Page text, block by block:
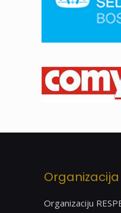
Organizacija
Organizaciju